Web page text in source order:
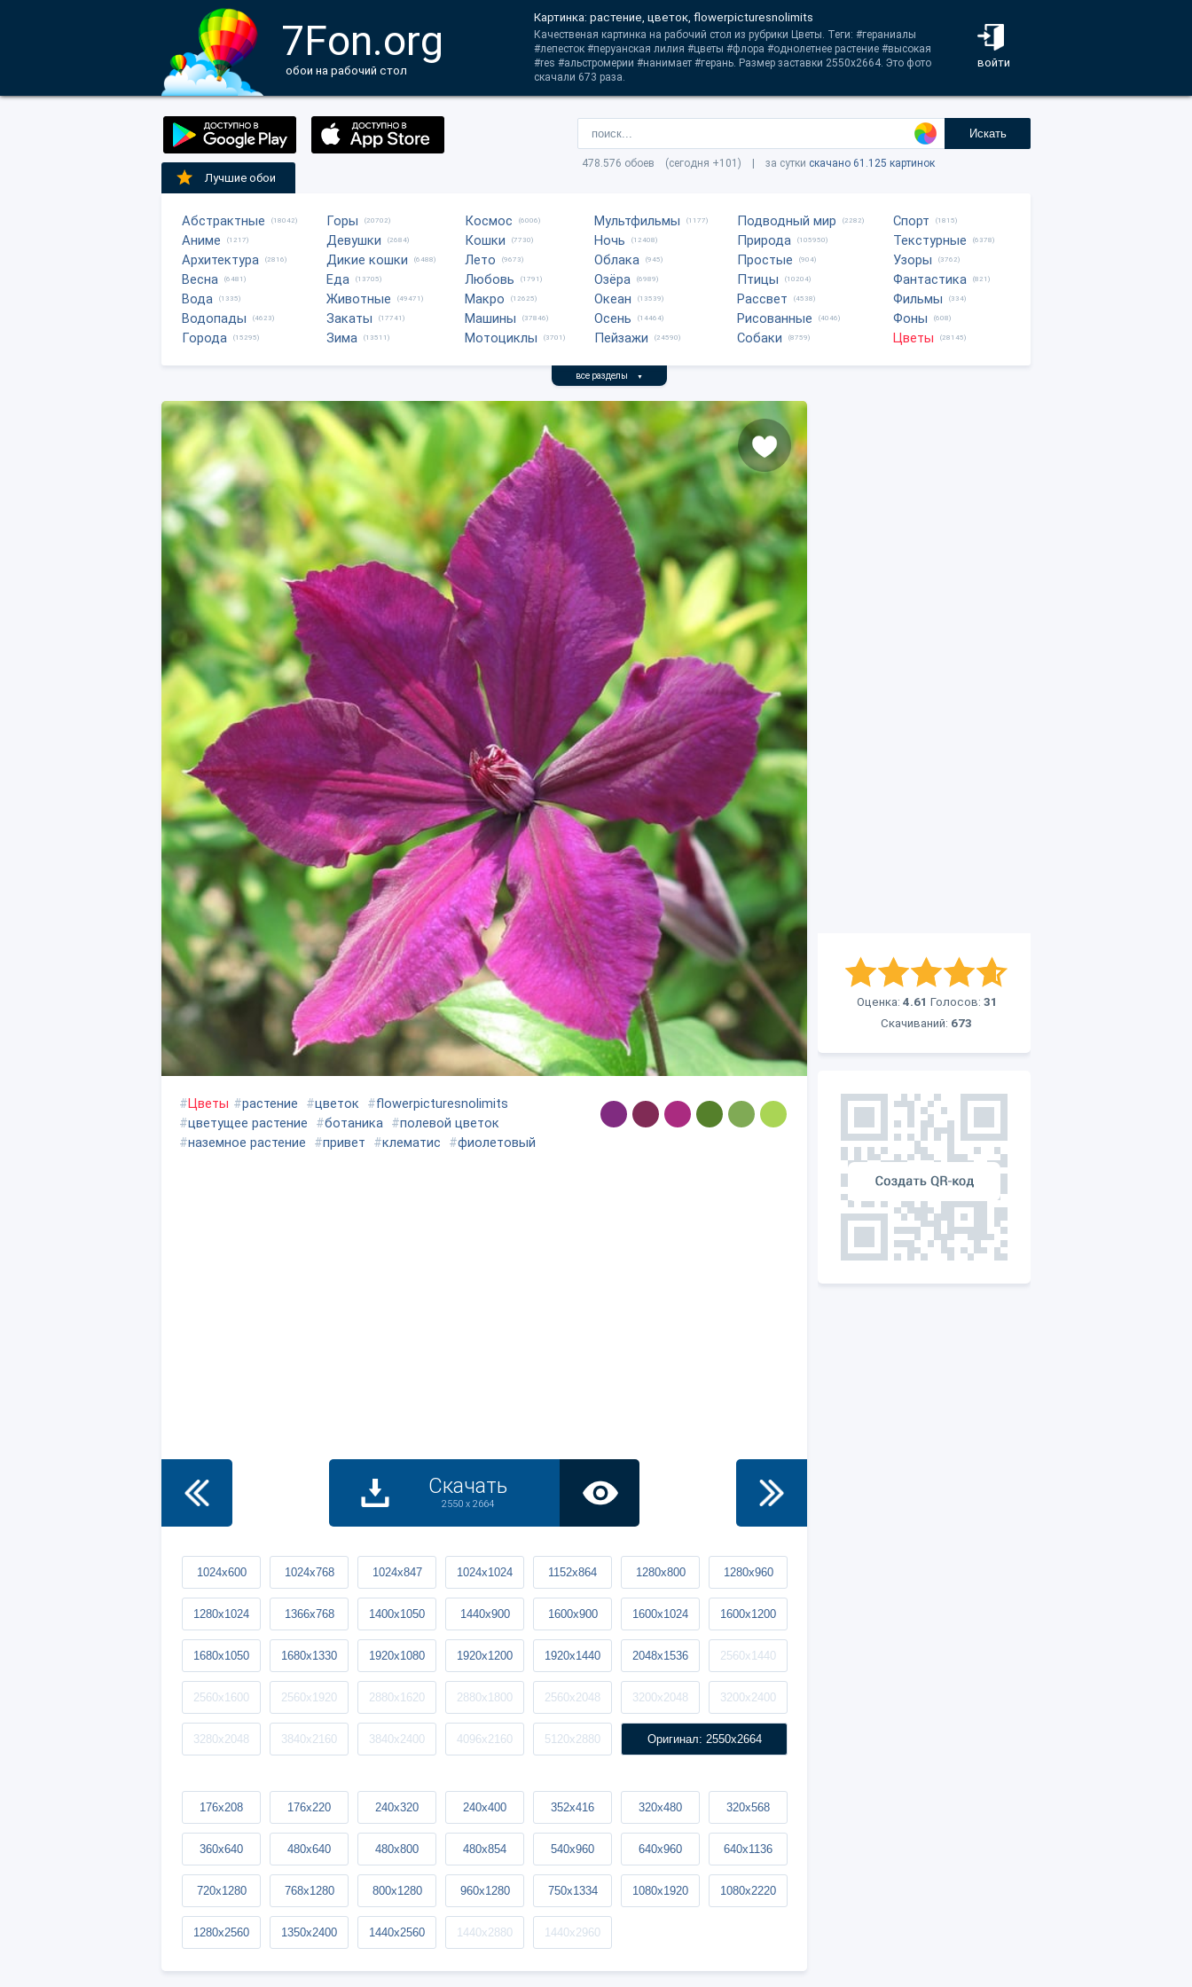
7Fon.org
обои на рабочий стол
войти
Картинка: растение, цветок, flowerpicturesnolimits
Качественая картинка на рабочий стол из рубрики Цветы. Теги: #гераниалы
#лепесток #перуанская лилия #цветы #флора #однолетнее растение #высокая
#res #альстромерии #нанимает #герань. Размер заставки 2550x2664. Это фото
скачали 673 раза.
Искать
478.576 обоев (сегодня +101) | за сутки скачано 61.125 картинок
Лучшие обои
Абстрактные (18042)
Аниме (1217)
Архитектура (2816)
Весна (6481)
Вода (1335)
Водопады (4623)
Города (15295)
Горы (20702)
Девушки (2684)
Дикие кошки (6488)
Еда (13705)
Животные (49471)
Закаты (17741)
Зима (13511)
Космос (6006)
Кошки (7730)
Лето (9673)
Любовь (1791)
Макро (12625)
Машины (37846)
Мотоциклы (3701)
Мультфильмы (1177)
Ночь (12408)
Облака (945)
Озёра (6989)
Океан (13539)
Осень (14464)
Пейзажи (24590)
Подводный мир (2282)
Природа (105950)
Простые (904)
Птицы (10204)
Рассвет (4538)
Рисованные (4046)
Собаки (8759)
Спорт (1815)
Текстурные (6378)
Узоры (3762)
Фантастика (821)
Фильмы (334)
Фоны (608)
Цветы (28145)
все разделы ▼
Оценка: 4.61 Голосов: 31
Скачиваний: 673
#Цветы #растение #цветок #flowerpicturesnolimits
#цветущее растение #ботаника #полевой цветок
#наземное растение #привет #клематис #фиолетовый
Скачать
2550 x 2664
1024x600 1024x768 1024x847 1024x1024 1152x864 1280x800 1280x960
1280x1024 1366x768 1400x1050 1440x900 1600x900 1600x1024 1600x1200
1680x1050 1680x1330 1920x1080 1920x1200 1920x1440 2048x1536 2560x1440
2560x1600 2560x1920 2880x1620 2880x1800 2560x2048 3200x2048 3200x2400
3280x2048 3840x2160 3840x2400 4096x2160 5120x2880 Оригинал: 2550x2664
176x208 176x220 240x320 240x400 352x416 320x480 320x568
360x640 480x640 480x800 480x854 540x960 640x960 640x1136
720x1280 768x1280 800x1280 960x1280 750x1334 1080x1920 1080x2220
1280x2560 1350x2400 1440x2560 1440x2880 1440x2960